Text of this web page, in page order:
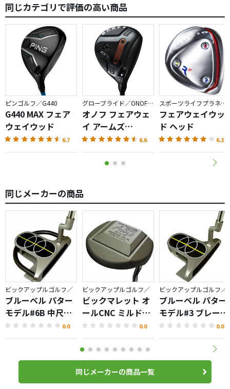
同じカテゴリで評価の高い商品
ピンゴルフ／G440
G440 MAX フェア
ウェイウッド
6.7
グローブライド／ONOFF AKA
オノフ フェアウェ
イ アームズ
AKA（2026）
6.6
スポーツライフプラネッツ／RODDIO
フェアウェイウッ
ド ヘッド
6.3
同じメーカーの商品
ビックアップルゴルフ／
ブルーベル パター
モデル#6B 中尺リ
ング付ブレードタ
イプ
0.0
ビックアップルゴルフ／
ビックマレット オ
ールCNC ミルドパ
ター
0.0
ビックアップルゴルフ／
ブルーベル パター
モデル#3 ブレード
タイプ
0.0
同じメーカーの商品一覧